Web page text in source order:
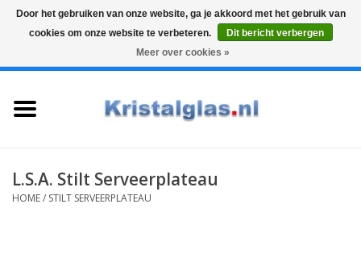
Graveren
Karaffen
L.S.A. Stilt Serveerplateau
HOME/ STILT SERVEERPLATEAU
Door het gebruiken van onze website, ga je akkoord met het gebruik van
cookies om onze website te verbeteren.
Dit bericht verbergen
Meer over cookies »